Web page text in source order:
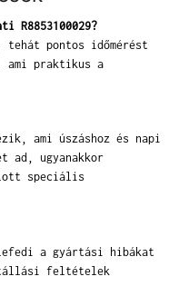
R8853100029?
pontos időmérést
praktikus a
ami úszáshoz és napi
ad, ugyanakkor
speciális
a gyártási hibákat
feltételek